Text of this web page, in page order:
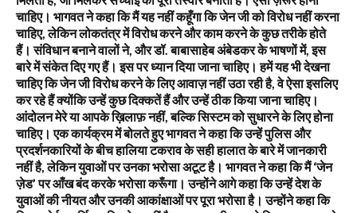
चाहिए। भागवत ने कहा कि मैं यह नहीं कहूँगा कि जेन जी को विरोध नहीं करना
चाहिए, लेकिन लोकतंत्र में विरोध करने और काम करने के कुछ तरीके होते
हैं। संविधान बनाने वालों ने, और डॉ. बाबासाहेब अंबेडकर के भाषणों में, इस
बारे में संकेत दिए गए हैं। इस पर ध्यान दिया जाना चाहिए। हमें यह भी देखना
चाहिए कि जेन जी विरोध करने के लिए आवाज़ नहीं उठा रही है, वे ऐसा इसलिए
कर रहे हैं क्योंकि उन्हें कुछ दिक्कतें हैं और उन्हें ठीक किया जाना चाहिए।
आंदोलन मेरे या आपके ख़िलाफ़ नहीं, बल्कि सिस्टम को सुधारने के लिए होना
चाहिए। एक कार्यक्रम में बोलते हुए भागवत ने कहा कि उन्हें पुलिस और
प्रदर्शनकारियों के बीच हालिया टकराव के सही हालात के बारे में जानकारी
नहीं है, लेकिन युवाओं पर उनका भरोसा अटूट है। भागवत ने कहा कि मैं ‘जेन
ज़ेड’ पर आँख बंद करके भरोसा करूँगा। उन्होंने आगे कहा कि उन्हें देश के
युवाओं की नीयत और उनकी आकांक्षाओं पर पूरा भरोसा है। उन्होंने कहा कि